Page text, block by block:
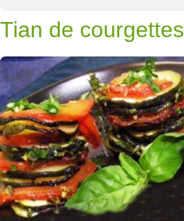
Tian de courgettes